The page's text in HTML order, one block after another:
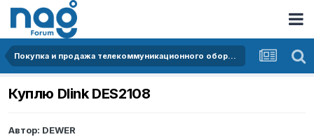
Покупка и продажа телекоммуникационного оборудования
Куплю Dlink DES2108
Автор: DEWER